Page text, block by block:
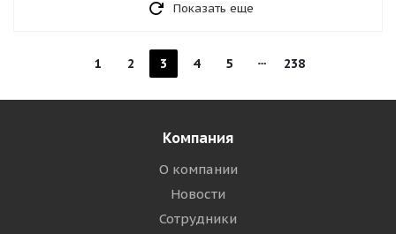
Показать еще
1 2 3 4 5 238
Компания
О компании
Новости
Сотрудники